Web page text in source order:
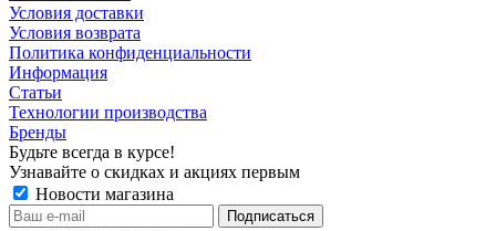
Условия доставки
Условия возврата
Политика конфиденциальности
Информация
Статьи
Технологии производства
Бренды
Будьте всегда в курсе!
Узнавайте о скидках и акциях первым
Новости магазина